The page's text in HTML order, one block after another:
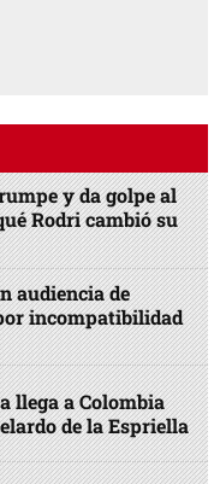
y da golpe al
Rodri cambió su
audiencia de
incompatibilidad
llega a Colombia
de la Espriella